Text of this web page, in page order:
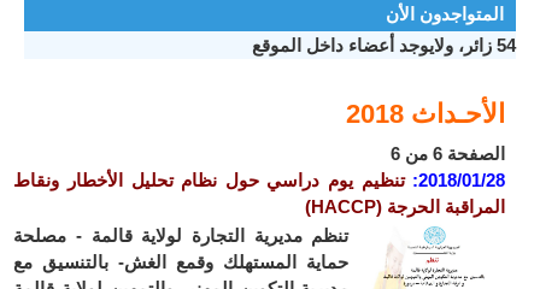
المتواجدون الأن
54 زائر، ولايوجد أعضاء داخل الموقع
الأحـداث 2018
الصفحة 6 من 6
2018/01/28:
تنظيم يوم دراسي حول نظام تحليل الأخطار ونقاط
المراقبة الحرجة (HACCP)
تنظم مديرية التجارة لولاية قالمة - مصلحة
حماية المستهلك وقمع الغش- بالتنسيق مع